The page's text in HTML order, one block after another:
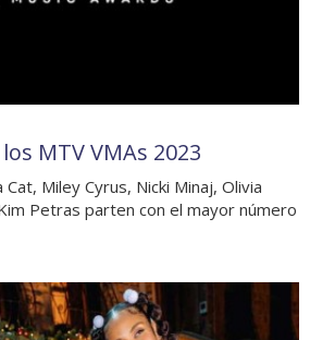
MTV VMAs 2023
Miley Cyrus, Nicki Minaj, Olivia
Petras parten con el mayor número